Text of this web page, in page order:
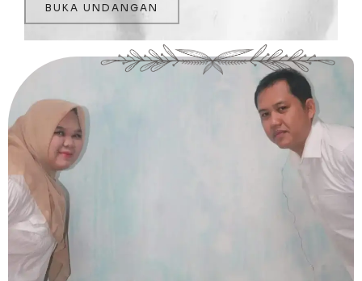
BUKA UNDANGAN